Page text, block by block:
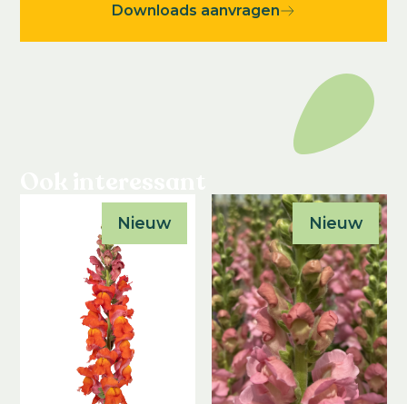
Downloads aanvragen
Nieuw Nieuw